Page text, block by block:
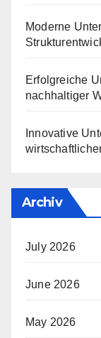
Moderne
Erfolgreiche
nachhaltiger
Innovative
Archiv
July 2026
June 2026
May 2026